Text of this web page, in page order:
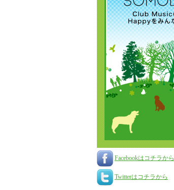
Facebookはコチラから
Twitterはコチラから